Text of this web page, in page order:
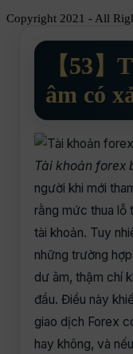
Copyright 2021 - All
【53
âm có
Tài khoản forex
người khi mới
rằng mức thua lỗ
tài khoản. Tuy
những trường
dư âm, thậm chí
đầu. Điều này
giao dịch Forex
hay không, và